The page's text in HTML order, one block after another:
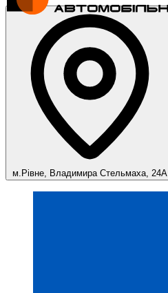
м.Рівне, Владимира Стельмаха, 24А